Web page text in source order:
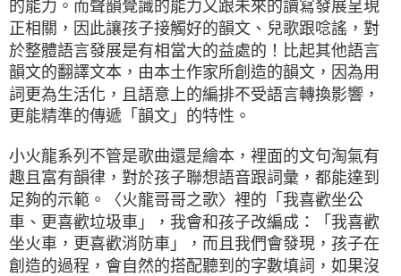
的能力。而聲韻覺識的能力又跟未來的讀寫發展呈現
正相關，因此讓孩子接觸好的韻文、兒歌跟唸謠，對
於整體語言發展是有相當大的益處的！比起其他語言
韻文的翻譯文本，由本土作家所創造的韻文，因為用
詞更為生活化，且語意上的編排不受語言轉換影響，
更能精準的傳遞「韻文」的特性。
小火龍系列不管是歌曲還是繪本，裡面的文句淘氣有
趣且富有韻律，對於孩子聯想語音跟詞彙，都能達到
足夠的示範。〈火龍哥哥之歌〉裡的「我喜歡坐公
車、更喜歡垃圾車」，我會和孩子改編成：「我喜歡
坐火車，更喜歡消防車」，而且我們會發現，孩子在
創造的過程，會自然的搭配聽到的字數填詞，如果沒